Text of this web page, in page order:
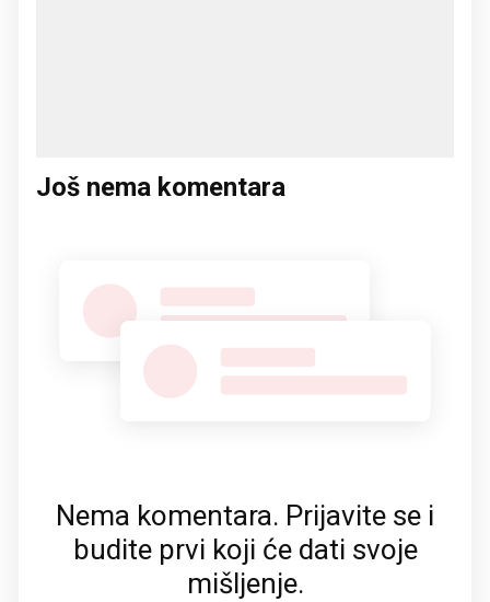
Još nema komentara
Nema komentara. Prijavite se i
budite prvi koji će dati svoje
mišljenje.